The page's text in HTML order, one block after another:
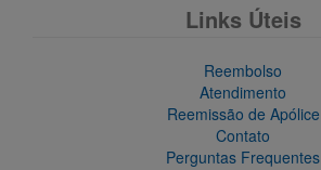
Links Úteis
Reembolso
Atendimento
Reemissão de Apólice
Contato
Perguntas Frequentes